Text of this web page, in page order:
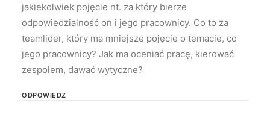
jakiekolwiek pojęcie nt. za który bierze
odpowiedzialność on i jego pracownicy. Co to za
teamlider, który ma mniejsze pojęcie o temacie, co
jego pracownicy? Jak ma oceniać pracę, kierować
zespołem, dawać wytyczne?
ODPOWIEDZ